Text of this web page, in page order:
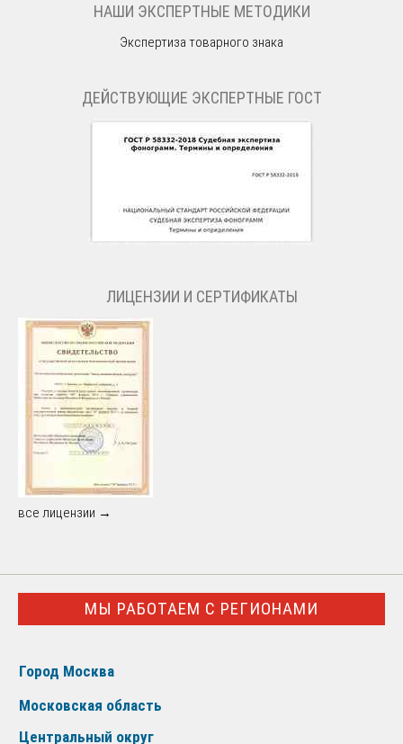
НАШИ ЭКСПЕРТНЫЕ МЕТОДИКИ
Экспертиза товарного знака
ДЕЙСТВУЮЩИЕ ЭКСПЕРТНЫЕ ГОСТ
ЛИЦЕНЗИИ И СЕРТИФИКАТЫ
все лицензии →
МЫ РАБОТАЕМ С РЕГИОНАМИ
Город Москва
Московская область
Центральный округ